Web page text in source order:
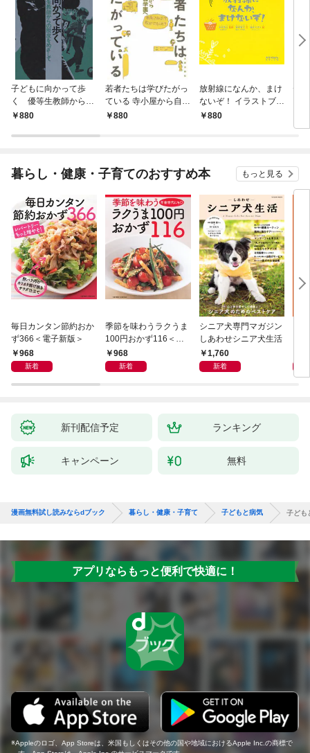
子どもに向かって歩
く 優等生教師からの
脱皮をめざして
880
若者たちは学びたがっ
ている 寺小屋から自由
の森学園へ
880
放射線になんか、まけ
ないぞ！ イラストブッ
ク880
デ
メ
暮らし・健康・子育てのおすすめ本 もっと見る
毎日カンタン節約おか
ず366＜電子新版＞
968
新着
季節を味わうラクうま
100円おかず116＜電
子新版＞
968
新着
シニア犬専門マガジン
しあわせシニア犬生活
1,760
新着
新刊配信予定 ランキング
キャンペーン 無料
漫画無料試し読みならdブック 暮らし・健康・子育て 子どもと病気 子ども
アプリならもっと便利で快適に！
Appleのロゴ、App Storeは、米国もしくはその他の国や地域におけるApple Inc.の商標で